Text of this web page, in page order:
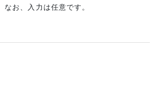
お、入力は任意です。